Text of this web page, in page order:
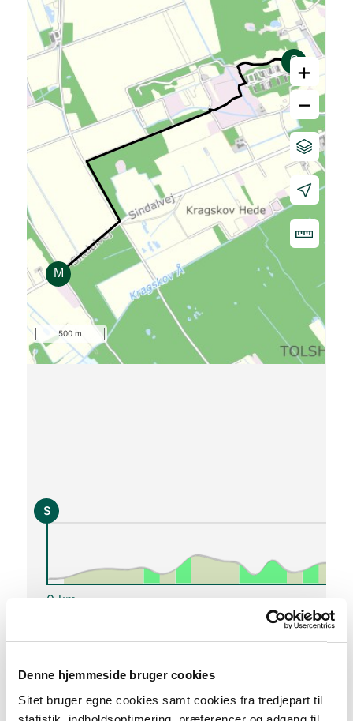
Denne hjemmeside bruger cookies
Sitet bruger egne cookies samt cookies fra tredjepart til
+
–
500 m
S
0 km
Høj stigning (maks. 8 %)
Stejl stigning (over 8 %)